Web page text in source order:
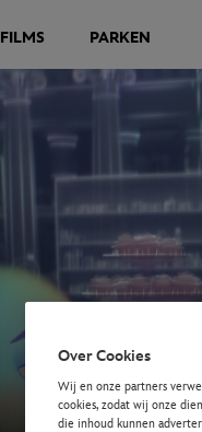
FILMS PARKEN
Over Cookies
Wij en onze partners
cookies, zodat wij onze
die inhoud kunnen